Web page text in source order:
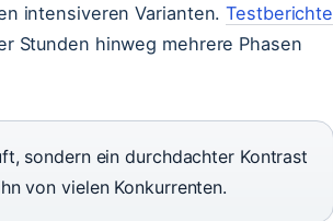
intensiveren Varianten.Testberichte
Stunden hinweg mehrere Phasen
sondern ein durchdachter Kontrast
von vielen Konkurrenten.